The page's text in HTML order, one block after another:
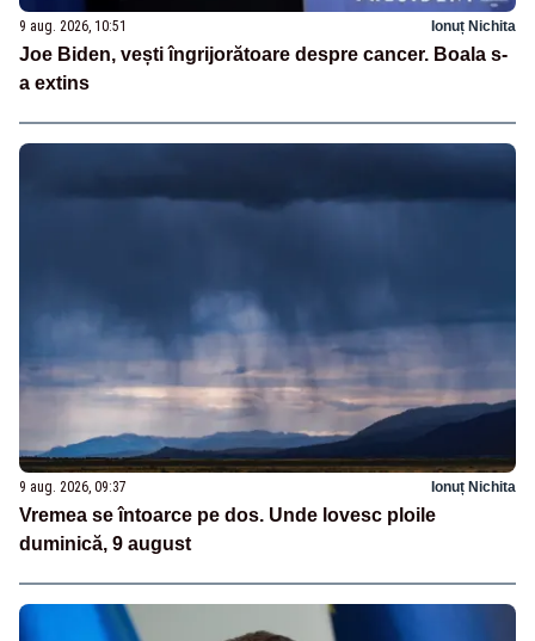
9 aug. 2026, 10:51 Ionuț Nichita
Joe Biden, vești îngrijorătoare despre cancer. Boala s-
a extins
9 aug. 2026, 09:37 Ionuț Nichita
Vremea se întoarce pe dos. Unde lovesc ploile
duminică, 9 august